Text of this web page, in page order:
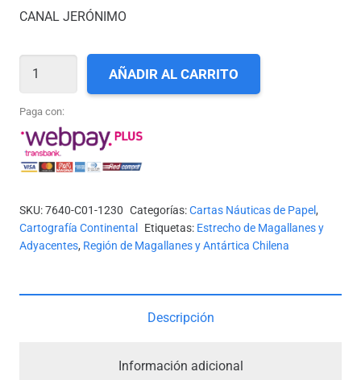
CANAL JERÓNIMO
CARTA
N°
11230
CANAL
*
cantidad
AÑADIR AL CARRITO
Paga con:
SKU:7640-C01-1230 Categorías:Cartas Náuticas de Papel,
Cartografía Continental
Etiquetas: Estrecho de Magallanes y
Adyacentes, Región de Magallanes y Antártica Chilena
Descripción
Información adicional